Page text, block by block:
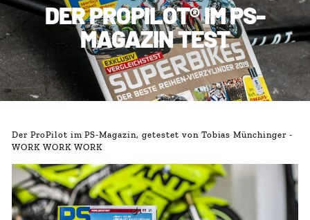
DER PROPILOT® IM PS-
MAGAZIN TEST
Der ProPilot im PS-Magazin, getestet von Tobias Münchinger -
WORK WORK WORK